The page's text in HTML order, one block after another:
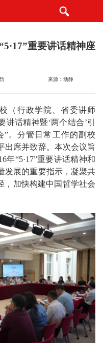
重要讲话精神座
来源：动静
（行政学院、省委讲师
讲话精神暨‘两个结合’引
。分管日常工作的副校
出席并致辞。本次会议旨
年“5·17”重要讲话精神和
发展的重要指示，凝聚共
，加快构建中国哲学社会